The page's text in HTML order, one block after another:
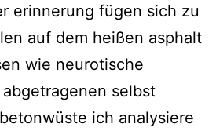
erinnerung fügen sich zu
auf dem heißen asphalt
wie neurotische
selbst
ich analysiere